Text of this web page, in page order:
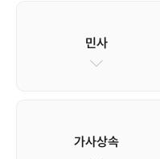
민사
가사상속